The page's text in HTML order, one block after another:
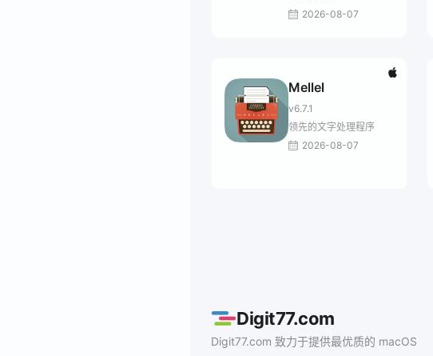
2026-08-07
Mellel
v6.7.1
领先的文字处理程序
2026-08-07
Digit77.com
Digit77.com 致力于提供最优质的 macOS